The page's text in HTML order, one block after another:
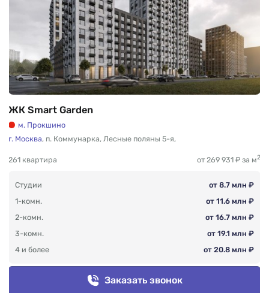
ЖК Smart Garden
м. Прокшино
г. Москва, п. Коммунарка, Лесные поляны 5-я,
261 квартира от 269 931 ₽ за м2
Студии
от 8.7 млн ₽
1-комн.
от 11.6 млн ₽
2-комн.
от 16.7 млн ₽
3-комн.
от 19.1 млн ₽
4 и более
от 20.8 млн ₽
Заказать звонок